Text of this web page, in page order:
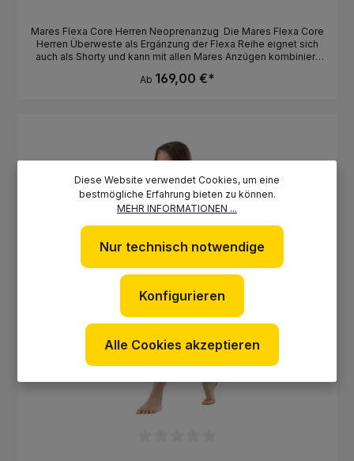
Mares Flexa Core Herren Neoprenanzug Die Mares Flexa Core
Herren Überweste als Ergänzung der Flexa Reihe eignet sich
auch als Shorty und kann mit allen Mares Anzügen kombiniert
ergonomischer Custom-Verschluss Ultra -elastischer Shorty
am Bein für das Anbringen der Haube oder einer Spezialtasche
(separat erhältlich)
Ab 169,00 €*
Diese Website verwendet Cookies, um eine
bestmögliche Erfahrung bieten zu können.
MEHR INFORMATIONEN ...
Nur technisch notwendige
Konfigurieren
Alle Cookies akzeptieren